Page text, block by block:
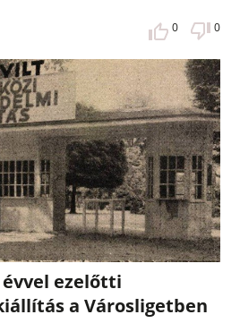
0 0
ezelőtti
a Városligetben